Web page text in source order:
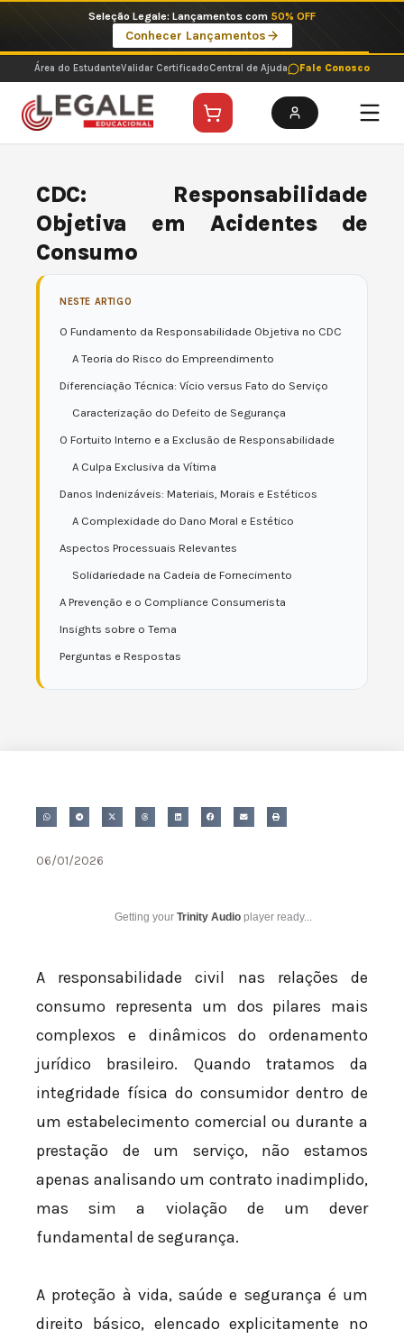
o
conteúdo
Imperdíveis no Pix: Pós Selecionadas a 199 reais no pix em parcela única
Ver ofertas
Área do EstudanteValidar CertificadoCentral de Ajuda Fale Conosco
CDC: Responsabilidade
Objetiva em Acidentes de
Consumo
NESTE ARTIGO
O Fundamento da Responsabilidade Objetiva no CDC
A Teoria do Risco do Empreendimento
Diferenciação Técnica: Vício versus Fato do Serviço
Caracterização do Defeito de Segurança
O Fortuito Interno e a Exclusão de Responsabilidade
A Culpa Exclusiva da Vítima
Danos Indenizáveis: Materiais, Morais e Estéticos
A Complexidade do Dano Moral e Estético
Aspectos Processuais Relevantes
Solidariedade na Cadeia de Fornecimento
A Prevenção e o Compliance Consumerista
Insights sobre o Tema
Perguntas e Respostas
06/01/2026
Getting your Trinity Audio player ready...
A responsabilidade civil nas relações de
consumo representa um dos pilares mais
complexos e dinâmicos do ordenamento
jurídico brasileiro. Quando tratamos da
integridade física do consumidor dentro de
um estabelecimento comercial ou durante a
prestação de um serviço, não estamos
apenas analisando um contrato inadimplido,
mas sim a violação de um dever
fundamental de segurança.
A proteção à vida, saúde e segurança é um
direito básico, elencado explicitamente no